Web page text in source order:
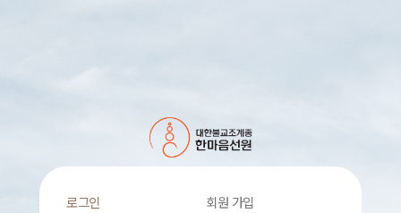
로그인 회원 가입